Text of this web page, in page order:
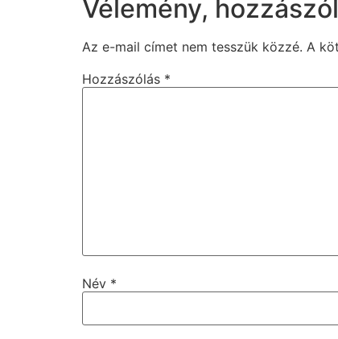
Vélemény,
Az e-mail címet nem tesszük közzé. A
Hozzászólás *
Név *